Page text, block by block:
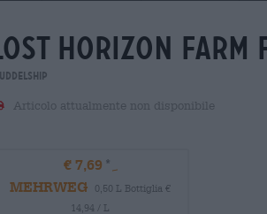
horizon farm
Articolo attualmente non disponibile
€ 7,69
MEHRWEG
0,50 L Bottiglia €
14,94 / L